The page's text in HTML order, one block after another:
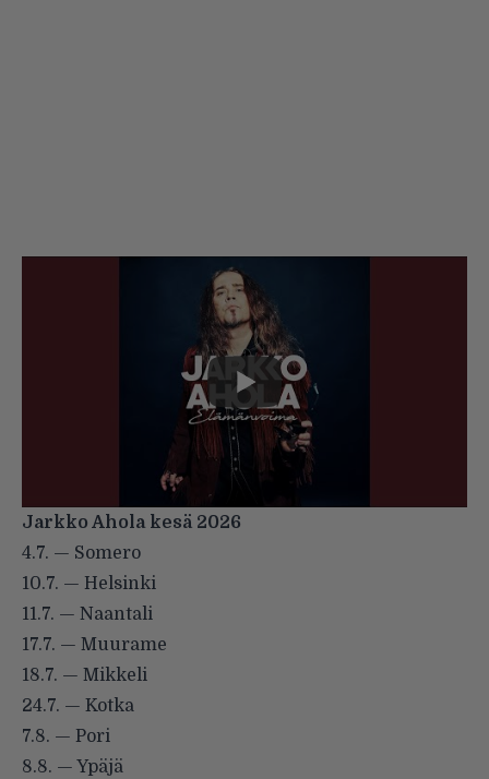
Jarkko Ahola kesä 2026
4.7. — Somero
10.7. — Helsinki
11.7. — Naantali
17.7. — Muurame
18.7. — Mikkeli
24.7. — Kotka
7.8. — Pori
8.8. — Ypäjä